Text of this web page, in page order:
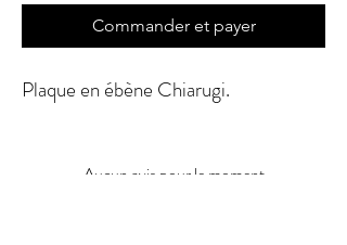
Commander et payer
Plaque en ébène Chiarugi.
Aucun avis pour le moment